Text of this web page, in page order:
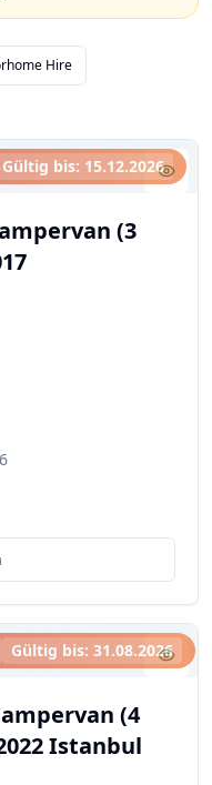
Hire
Gültig bis: 15.12.2026
(3
Gültig bis: 31.08.2026
(4
Istanbul